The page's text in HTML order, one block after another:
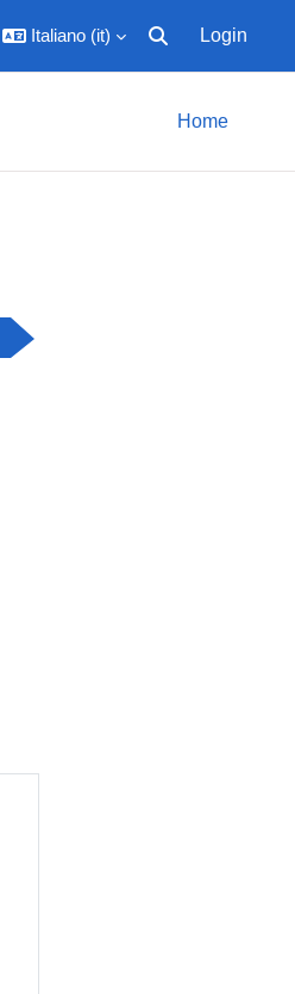
Italiano ‎(it)‎
Attiva/disattiva
Login
Home